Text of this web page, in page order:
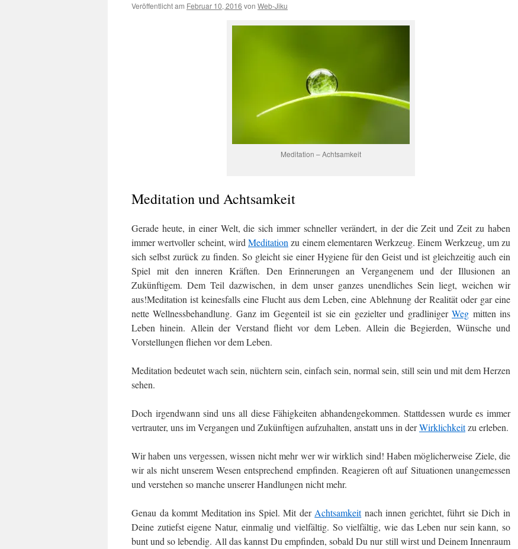
Veröffentlicht am Februar 10, 2016 von Web-Jiku
Meditation – Achtsamkeit
Meditation und Achtsamkeit
Gerade heute, in einer Welt, die sich immer schneller verändert, in der die Zeit und Zeit zu haben
immer wertvoller scheint, wird Meditation zu einem elementaren Werkzeug. Einem Werkzeug, um zu
sich selbst zurück zu finden. So gleicht sie einer Hygiene für den Geist und ist gleichzeitig auch ein
Spiel mit den inneren Kräften. Den Erinnerungen an Vergangenem und der Illusionen an
Zukünftigem. Dem Teil dazwischen, in dem unser ganzes unendliches Sein liegt, weichen wir
aus!Meditation ist keinesfalls eine Flucht aus dem Leben, eine Ablehnung der Realität oder gar eine
nette Wellnessbehandlung. Ganz im Gegenteil ist sie ein gezielter und gradlinigerWeg mitten ins
Leben hinein. Allein der Verstand flieht vor dem Leben. Allein die Begierden, Wünsche und
Vorstellungen fliehen vor dem Leben.
Meditation bedeutet wach sein, nüchtern sein, einfach sein, normal sein, still sein und mit dem Herzen
sehen.
Doch irgendwann sind uns all diese Fähigkeiten abhandengekommen. Stattdessen wurde es immer
vertrauter, uns im Vergangen und Zukünftigen aufzuhalten, anstatt uns in derWirklichkeitzu erleben.
Wir haben uns vergessen, wissen nicht mehr wer wir wirklich sind! Haben möglicherweise Ziele, die
wir als nicht unserem Wesen entsprechend empfinden. Reagieren oft auf Situationen unangemessen
und verstehen so manche unserer Handlungen nicht mehr.
Genau da kommt Meditation ins Spiel. Mit der Achtsamkeitnach innen gerichtet, führt sie Dich in
Deine zutiefst eigene Natur, einmalig und vielfältig. So vielfältig, wie das Leben nur sein kann, so
bunt und so lebendig. All das kannst Du empfinden, sobald Du nur still wirst und Deinem Innenraum